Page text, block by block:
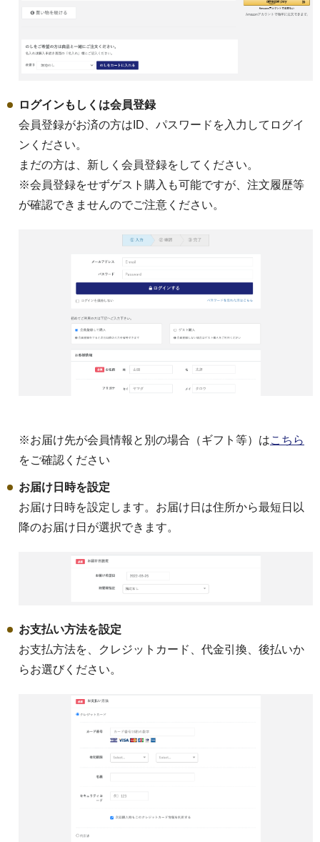
ご自宅用
プチギフト
単品販売
定期購入
ご予算から選ぶ
トップ
ヤスダヨーグルトについて
ギフト・詰め合わせ
のし・梱包
ログインもしくは会員登録
会員登録がお済の方はID、パスワードを入力してログイ
ンください。
まだの方は、新しく会員登録をしてください。
※会員登録をせずゲスト購入も可能ですが、注文履歴等
が確認できませんのでご注意ください。
※お届け先が会員情報と別の場合（ギフト等）はこちら
をご確認ください
お届け日時を設定
お届け日時を設定します。お届け日は住所から最短日以
降のお届け日が選択できます。
お支払い方法を設定
お支払方法を、クレジットカード、代金引換、後払いか
らお選びください。